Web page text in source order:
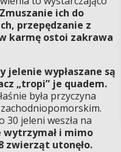
Zmuszanie ich do
przepędzanie z
karmę ostoi zakrawa
jelenie wypłaszane są
„tropi” je quadem.
była przyczyna
30 jeleni weszła na
wytrzymał i mimo
zwierząt utonęło.